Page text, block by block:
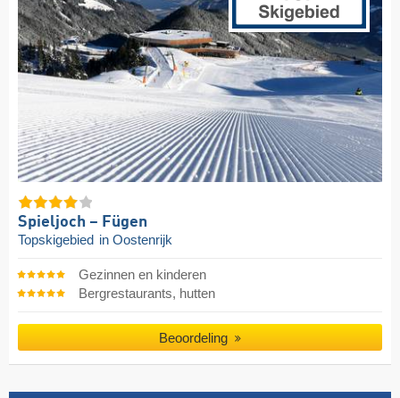
Spieljoch – Fügen
Topskigebied in Oostenrijk
Gezinnen en kinderen
Bergrestaurants, hutten
Beoordeling